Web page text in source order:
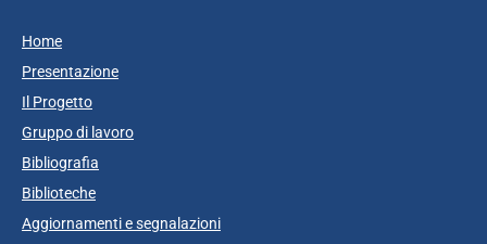
Home
Presentazione
Il Progetto
Gruppo di lavoro
Bibliografia
Biblioteche
Aggiornamenti e segnalazioni